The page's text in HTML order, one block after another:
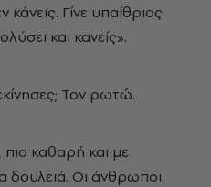
Γίνε υπαίθριος
και κανείς».
Toν ρωτώ.
καθαρή και με
δουλειά. Οι άνθρωποι